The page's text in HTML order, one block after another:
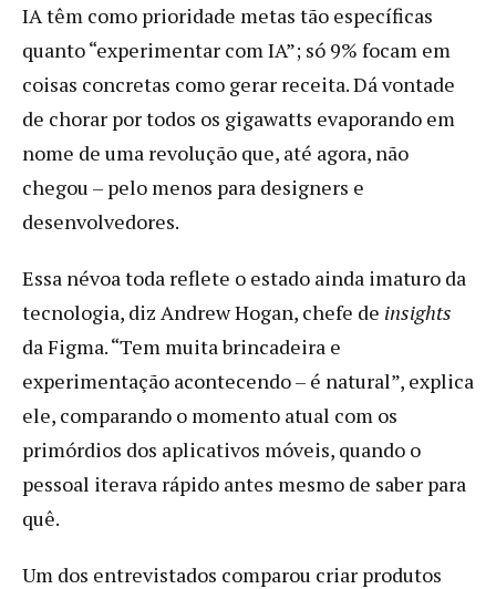
IA têm como prioridade metas tão específicas
quanto “experimentar com IA”; só 9% focam em
coisas concretas como gerar receita. Dá vontade
de chorar por todos os gigawatts evaporando em
nome de uma revolução que, até agora, não
chegou – pelo menos para designers e
desenvolvedores.
Essa névoa toda reflete o estado ainda imaturo da
tecnologia, diz Andrew Hogan, chefe de insights
da Figma. “Tem muita brincadeira e
experimentação acontecendo – é natural”, explica
ele, comparando o momento atual com os
primórdios dos aplicativos móveis, quando o
pessoal iterava rápido antes mesmo de saber para
quê.
Um dos entrevistados comparou criar produtos